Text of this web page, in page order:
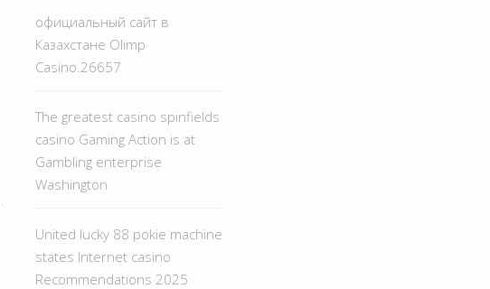
официальный сайт в
Казахстане Olimp
Casino.26657
The greatest casino spinfields
casino Gaming Action is at
Gambling enterprise
Washington
United lucky 88 pokie machine
states Internet casino
Recommendations 2025